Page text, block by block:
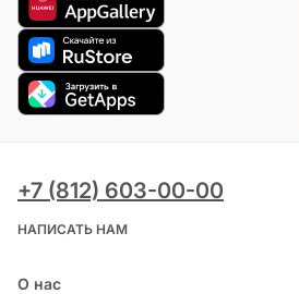
+7 (812) 603-00-00
НАПИСАТЬ НАМ
О нас